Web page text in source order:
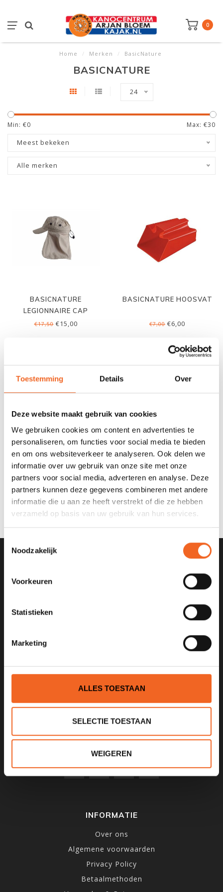
Toestemming Details Over
Deze website maakt gebruik van cookies
We gebruiken cookies om content en advertenties te
personaliseren, om functies voor social media te bieden
en om ons websiteverkeer te analyseren. Ook delen we
informatie over uw gebruik van onze site met onze
partners voor social media, adverteren en analyse. Deze
partners kunnen deze gegevens combineren met andere
informatie die u aan ze heeft verstrekt of die ze hebben
verzameld op basis van uw gebruik van hun services.
Toestemmingsselectie
Noodzakelijk
Voorkeuren
Statistieken
Marketing
ALLES TOESTAAN
SELECTIE TOESTAAN
WEIGEREN
0
Home / Merken / BasicNature
BASICNATURE
24
Min: €0 Max: €30
Meest bekeken
Alle merken
BASICNATURE
LEGIONNAIRE CAP
€17,50€15,00
BASICNATURE HOOSVAT
€7,00 €6,00
BASICNATURE E.H.B.O.
SET STANDAARD,
WATERDICHT
€24,50 €22,00
BASICNATURE E.H.B.O.
SET PLUS, WATERDICHT
€32,95 €29,00
1531MD
Wormer
075 621 8805
info@kajak.nl
INFORMATIE
Over ons
Algemene voorwaarden
Privacy Policy
Betaalmethoden